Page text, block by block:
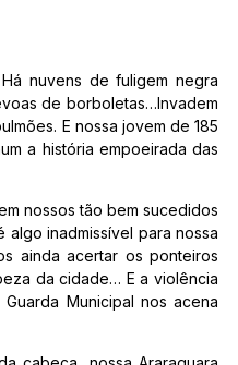
nuvens de fuligem negra
de borboletas…Invadem
E nossa jovem de 185
a história empoeirada das
nossos tão bem sucedidos
algo inadmissível para nossa
ainda acertar os ponteiros
da cidade… E a violência
Municipal nos acena